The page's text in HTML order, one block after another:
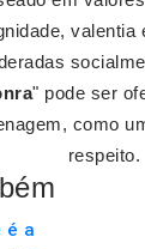
" pode ser
como
respeito.
é a